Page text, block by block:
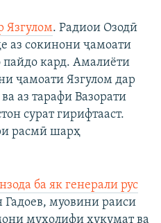
Язгулом. Радиои Озодӣ
аз сокинони ҷамоати
кард. Амалиёти
ҷамоати Язгулом дар
аз тарафи Вазорати
сурат гирифтааст.
расмӣ шарҳ
ба як генерали рус
муовини раиси
мухолифи ҳукумат ва